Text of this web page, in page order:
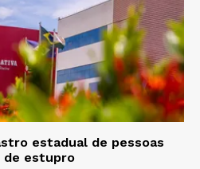
estadual de pessoas
de estupro